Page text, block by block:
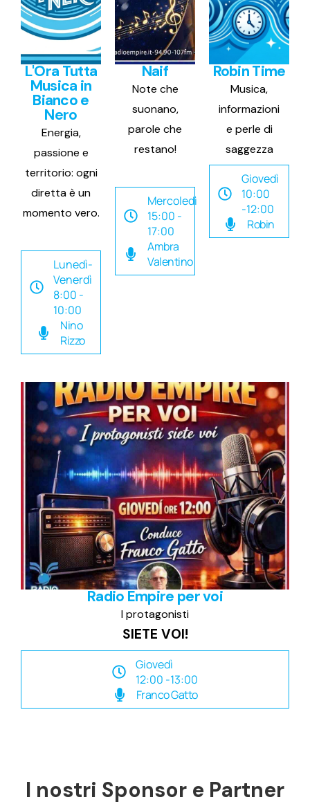
L'Ora Tutta
Musica in
Bianco e
Nero
Energia,
passione e
territorio: ogni
diretta è un
momento vero.
Lunedì-
Venerdì
8:00 -
10:00
Nino
Rizzo
Naif
Note che
suonano,
parole che
restano!
Mercoledì
15:00 -
17:00
Ambra
Valentino
Robin Time
Musica,
informazioni
e perle di
saggezza
Giovedì
10:00
-12:00
Robin
Radio Empire per voi
I protagonisti
SIETE VOI!
Giovedì
12:00 -13:00
Franco Gatto
I nostri Sponsor e Partner